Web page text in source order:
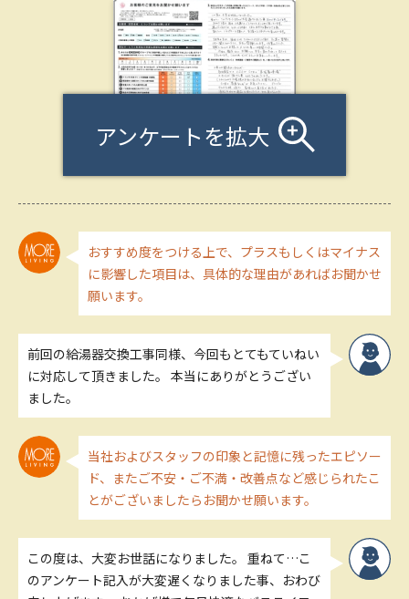
アンケートを拡大
おすすめ度をつける上で、プラスもしくはマイナス
に影響した項目は、具体的な理由があればお聞かせ
願います。
前回の給湯器交換工事同様、今回もとてもていねい
に対応して頂きました。 本当にありがとうござい
ました。
当社およびスタッフの印象と記憶に残ったエピソー
ド、またご不安・ご不満・改善点など感じられたこ
とがございましたらお聞かせ願います。
この度は、大変お世話になりました。 重ねて…こ
のアンケート記入が大変遅くなりました事、おわび